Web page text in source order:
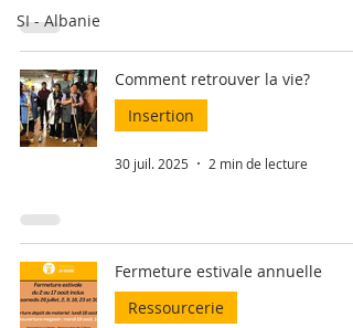
SI - Albanie
Comment retrouver la vie?
Insertion
30 juil. 2025 2 min de lecture
Fermeture estivale annuelle
Ressourcerie